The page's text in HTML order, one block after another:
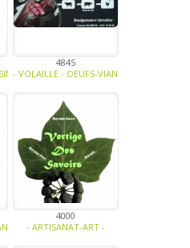
ET HORECA-BIO-SOUPE - TRAITEUR -
4845
- VOLAILLE - OEUFS-VIANDE -
MIEL ET DÉRIVÉS-CONFISERIE -
4000
- ARTISANAT-ART -